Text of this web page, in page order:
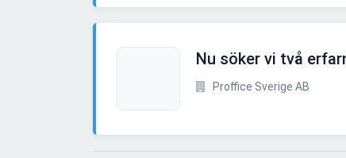
Nu söker vi två
Proffice Sverige AB